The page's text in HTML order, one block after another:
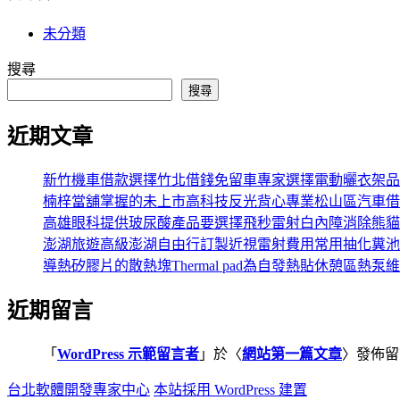
未分類
搜尋
搜尋
近期文章
新竹機車借款選擇竹北借錢免留車專家選擇電動曬衣架
楠梓當舖掌握的未上市高科技反光背心專業松山區汽車
高雄眼科提供玻尿酸產品要選擇飛秒雷射白內障消除熊
澎湖旅遊高級澎湖自由行訂製近視雷射費用常用抽化糞池
導熱矽膠片的散熱塊Thermal pad為自發熱貼休憩區熱泵
近期留言
「 WordPress 示範留言者 」於〈網站第一篇文章〉發佈
台北軟體開發專家中心 本站採用 WordPress 建置